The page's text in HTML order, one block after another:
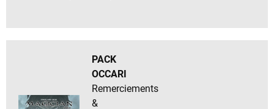
PACK
OCCARI
Remerciements
&